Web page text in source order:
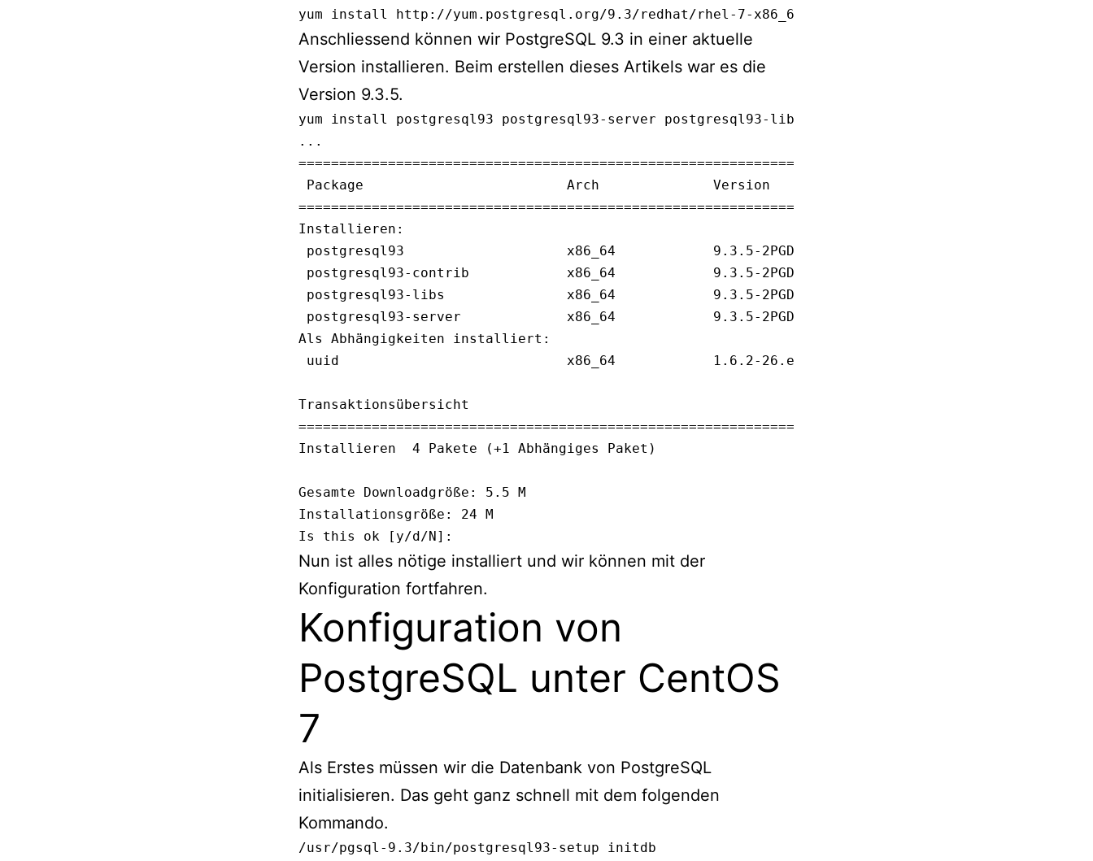
yum install http://yum.postgresql.org/9.3/redhat/rhel-7-x86_64/pgdg-centos93-9.3-1.noarch.rpm
Anschliessend können wir PostgreSQL 9.3 in einer aktuelle
Version installieren. Beim erstellen dieses Artikels war es die
Version 9.3.5.
yum install postgresql93 postgresql93-server postgresql93-libs postgresql93-contrib
...
Package                         Arch              Version                         Paketquelle
Installieren:
postgresql93                    x86_64            9.3.5-2PGDG.rhel7               pgdg93
postgresql93-contrib            x86_64            9.3.5-2PGDG.rhel7               pgdg93
postgresql93-libs               x86_64            9.3.5-2PGDG.rhel7               pgdg93
postgresql93-server             x86_64            9.3.5-2PGDG.rhel7               pgdg93
Als Abhängigkeiten installiert:
uuid                            x86_64            1.6.2-26.el7                    base
Transaktionsübersicht
Installieren  4 Pakete (+1 Abhängiges Paket)
Gesamte Downloadgröße: 5.5 M
Installationsgröße: 24 M
Is this ok [y/d/N]:
Nun ist alles nötige installiert und wir können mit der
Konfiguration fortfahren.
Konfiguration von
PostgreSQL unter CentOS
7
Als Erstes müssen wir die Datenbank von PostgreSQL
initialisieren. Das geht ganz schnell mit dem folgenden
Kommando.
/usr/pgsql-9.3/bin/postgresql93-setup initdb